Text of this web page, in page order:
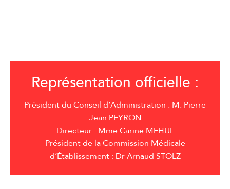
Représentation officielle :
Président du Conseil d’Administration : M. Pierre
Jean PEYRON
Directeur : Mme Carine MEHUL
Président de la Commission Médicale
d’Établissement : Dr Arnaud STOLZ